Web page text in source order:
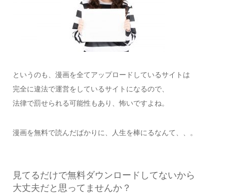
というのも、漫画を全てアップロードしているサイトは
完全に違法で運営をしているサイトになるので、
法律で罰せられる可能性もあり、怖いですよね。
漫画を無料で読んだばかりに、人生を棒にるなんて、、。
見てるだけで無料ダウンロードしてないから
大丈夫だと思ってませんか？